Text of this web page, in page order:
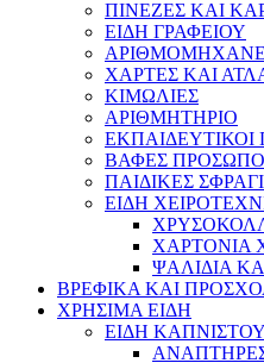
ΠΙΝΕΖΕΣ ΚΑΙ
ΕΙΔΗ ΓΡΑΦΕΙΟΥ
ΧΑΡΤΕΣ ΚΑΙ
ΚΙΜΩΛΙΕΣ
ΑΡΙΘΜΗΤΗΡΙΟ
ΕΚΠΑΙΔΕΥΤΙΚΟΙ
ΒΑΦΕΣ
ΠΑΙΔΙΚΕΣ
ΕΙΔΗ
ΧΑΡΤΟΝΙΑ
ΨΑΛΙΔΙΑ
ΒΡΕΦΙΚΑ ΚΑΙ
ΧΡΗΣΙΜΑ ΕΙΔΗ
ΕΙΔΗ ΚΑΠΝΙΣΤΟΥ